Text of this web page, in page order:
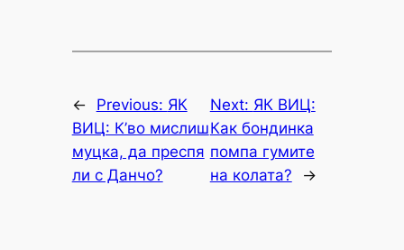
← Previous: ЯК
ВИЦ: К’во мислиш
муцка, да преспя
ли с Данчо?
Next: ЯК ВИЦ:
Как бондинка
помпа гумите
на колата?
→